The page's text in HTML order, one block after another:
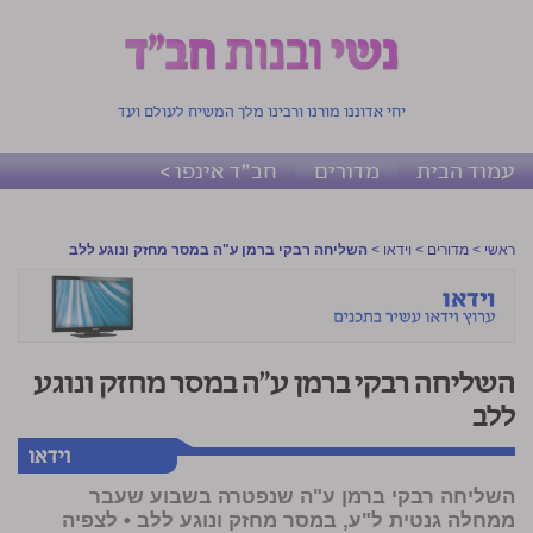
יחי אדוננו מורנו ורבינו מלך המשיח לעולם ועד
עמוד הבית מדורים חב"ד אינפו >
ראשי > מדורים > וידאו > השליחה רבקי ברמן ע"ה במסר מחזק ונוגע ללב
השליחה רבקי ברמן ע"ה במסר מחזק ונוגע
ללב
השליחה רבקי ברמן ע"ה שנפטרה בשבוע שעבר
ממחלה גנטית ל"ע, במסר מחזק ונוגע ללב • לצפיה